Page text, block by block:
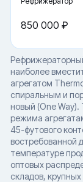
850 000 ₽
наиболее
агрегатом
спиральным и
новый (One
режима
45-футового
востребованной
температуре
оптовых
складов,